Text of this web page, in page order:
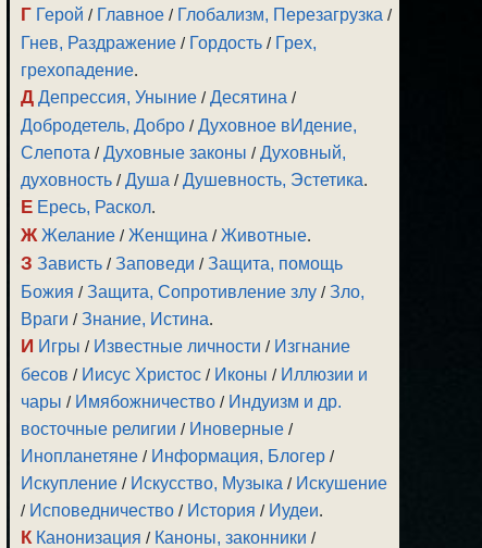
Г Герой / Главное / Глобализм, Перезагрузка /
Гнев, Раздражение / Гордость / Грех,
грехопадение.
Д Депрессия, Уныние /Десятина /
Добродетель, Добро /Духовное вИдение,
Слепота /Духовные законы /Духовный,
духовность /Душа /Душевность, Эстетика.
Е Ересь, Раскол.
Ж Желание /Женщина /Животные.
З Зависть /Заповеди /Защита, помощь
Божия /Защита, Сопротивление злу /Зло,
Враги /Знание, Истина.
И Игры / Известные личности / Изгнание
бесов / Иисус Христос / Иконы / Иллюзии и
чары / Имябожничество / Индуизм и др.
восточные религии / Иноверные /
Инопланетяне / Информация, Блогер /
Искупление / Искусство, Музыка / Искушение
/ Исповедничество / История / Иудеи.
К Канонизация / Каноны, законники /